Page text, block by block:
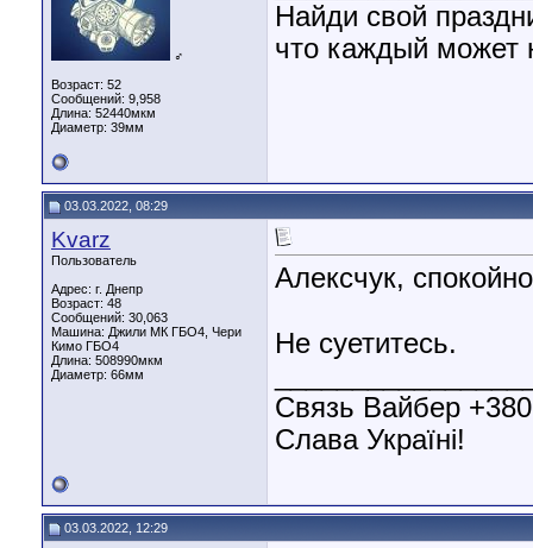
♂
Возраст: 52
Сообщений: 9,958
Длина: 52440мкм
Диаметр: 39мм
Найди свой
что каждый может
03.03.2022, 08:29
Kvarz
Пользователь
Адрес: г. Днепр
Возраст: 48
Сообщений: 30,063
Машина: Джили МК ГБО4, Чери
Кимо ГБО4
Длина: 508990мкм
Диаметр: 66мм
Алексчук,
Не суетитесь.
Связь Вайбер
Слава Україні!
03.03.2022, 12:29